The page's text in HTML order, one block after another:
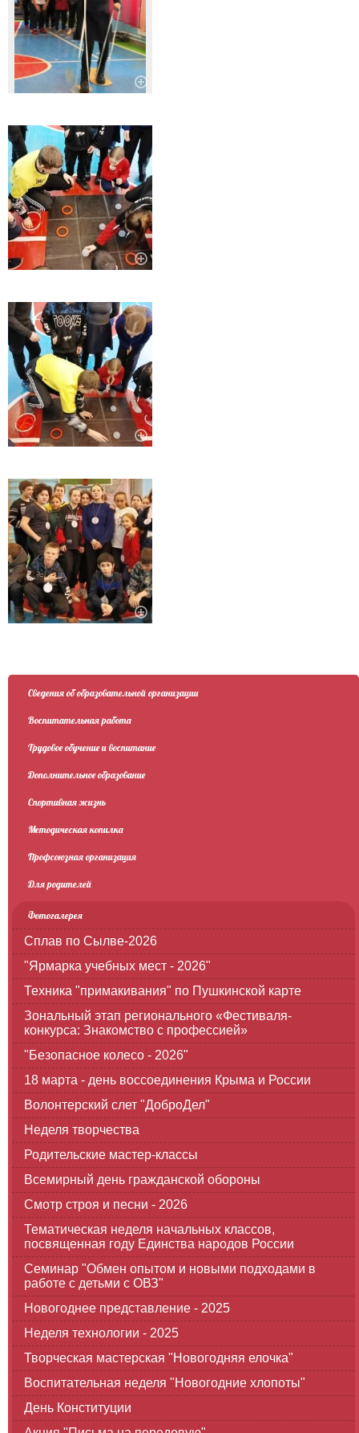
Сведения об образовательной организации
Воспитательная работа
Трудовое обучение и воспитание
Дополнительное образование
Спортивная жизнь
Методическая копилка
Профсоюзная организация
Для родителей
Фотогалерея
Сплав по Сылве-2026
"Ярмарка учебных мест - 2026"
Техника "примакивания" по Пушкинской карте
Зональный этап регионального «Фестиваля-
конкурса: Знакомство с профессией»
"Безопасное колесо - 2026"
18 марта - день воссоединения Крыма и России
Волонтерский слет "ДоброДел"
Неделя творчества
Родительские мастер-классы
Всемирный день гражданской обороны
Смотр строя и песни - 2026
Тематическая неделя начальных классов,
посвященная году Единства народов России
Семинар "Обмен опытом и новыми подходами в
работе с детьми с ОВЗ"
Новогоднее представление - 2025
Неделя технологии - 2025
Творческая мастерская "Новогодняя елочка"
Воспитательная неделя "Новогодние хлопоты"
День Конституции